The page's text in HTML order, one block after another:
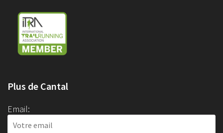
Plus de Cantal
Email: